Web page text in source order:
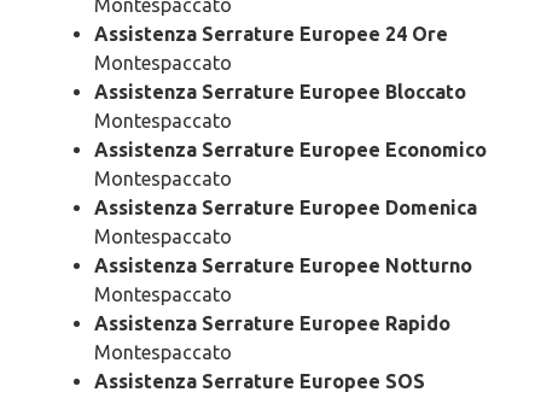
Montespaccato
Assistenza Serrature Europee 24 Ore
Montespaccato
Assistenza Serrature Europee Bloccato
Montespaccato
Assistenza Serrature Europee Economico
Montespaccato
Assistenza Serrature Europee Domenica
Montespaccato
Assistenza Serrature Europee Notturno
Montespaccato
Assistenza Serrature Europee Rapido
Montespaccato
Assistenza Serrature Europee SOS